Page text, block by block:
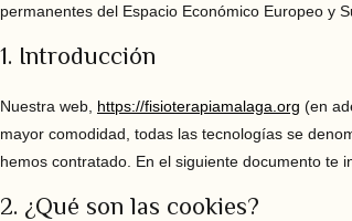
permanentes del Espacio Económico Europeo y
1. Introducción
Nuestra web, https://fisioterapiamalaga.org (en
mayor comodidad, todas las tecnologías se
hemos contratado. En el siguiente documento te
2. ¿Qué son las cookies?